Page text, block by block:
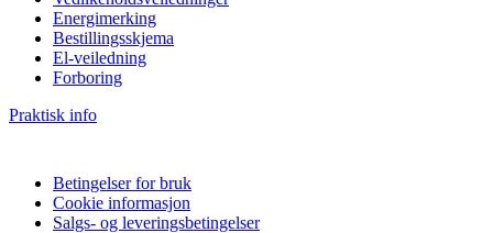
Energimerking
Bestillingsskjema
El-veiledning
Forboring
Praktisk info
Betingelser for bruk
Cookie informasjon
Salgs- og leveringsbetingelser